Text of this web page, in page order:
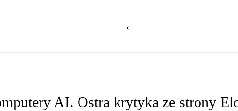
AI. Ostra krytyka ze strony